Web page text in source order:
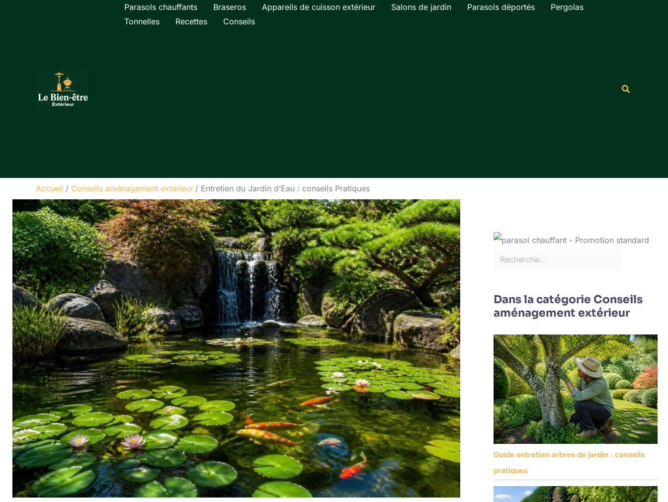
Parasols chauffants Braseros Appareils de cuisson extérieur Salons de jardin Parasols déportés
Pergolas
Tonnelles
Recettes Conseils
Accueil Conseils aménagement extérieur Entretien du Jardin d’Eau : conseils Pratiques
Rechercher
Dans la catégorie Conseils
aménagement extérieur
Guide entretien arbres de jardin : conseils
pratiques